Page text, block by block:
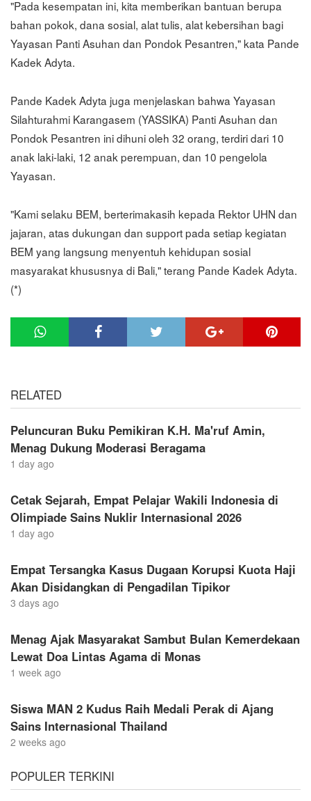
"Pada kesempatan ini, kita memberikan bantuan berupa
bahan pokok, dana sosial, alat tulis, alat kebersihan bagi
Yayasan Panti Asuhan dan Pondok Pesantren," kata Pande
Kadek Adyta.
Pande Kadek Adyta juga menjelaskan bahwa Yayasan
Silahturahmi Karangasem (YASSIKA) Panti Asuhan dan
Pondok Pesantren ini dihuni oleh 32 orang, terdiri dari 10
anak laki-laki, 12 anak perempuan, dan 10 pengelola
Yayasan.
"Kami selaku BEM, berterimakasih kepada Rektor UHN dan
jajaran, atas dukungan dan support pada setiap kegiatan
BEM yang langsung menyentuh kehidupan sosial
masyarakat khususnya di Bali," terang Pande Kadek Adyta.
(*)
RELATED
Peluncuran Buku Pemikiran K.H. Ma'ruf Amin,
Menag Dukung Moderasi Beragama
1 day ago
Cetak Sejarah, Empat Pelajar Wakili Indonesia di
Olimpiade Sains Nuklir Internasional 2026
1 day ago
Empat Tersangka Kasus Dugaan Korupsi Kuota Haji
Akan Disidangkan di Pengadilan Tipikor
3 days ago
Menag Ajak Masyarakat Sambut Bulan Kemerdekaan
Lewat Doa Lintas Agama di Monas
1 week ago
Siswa MAN 2 Kudus Raih Medali Perak di Ajang
Sains Internasional Thailand
2 weeks ago
POPULER TERKINI